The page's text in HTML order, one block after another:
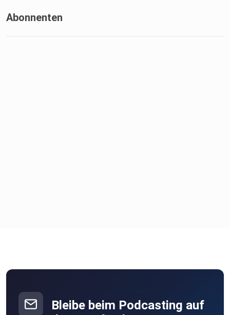
https://datenspuren.de/2026/
Abonnenten
Bleibe beim Podcasting auf